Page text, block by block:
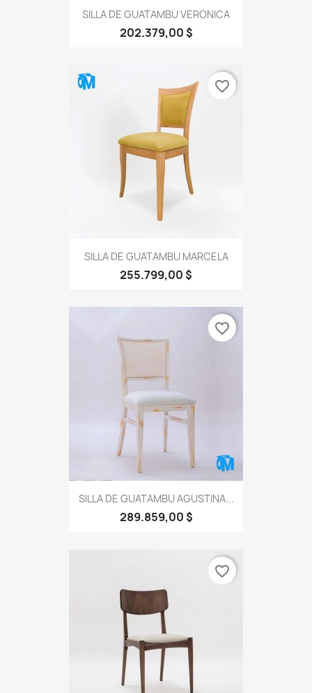
SILLA DE GUATAMBU VERONICA
202.379,00 $
SILLA DE GUATAMBU MARCELA
255.799,00 $
favorite_border
SILLA DE GUATAMBU AGUSTINA...
289.859,00 $
favorite_border
favorite_border